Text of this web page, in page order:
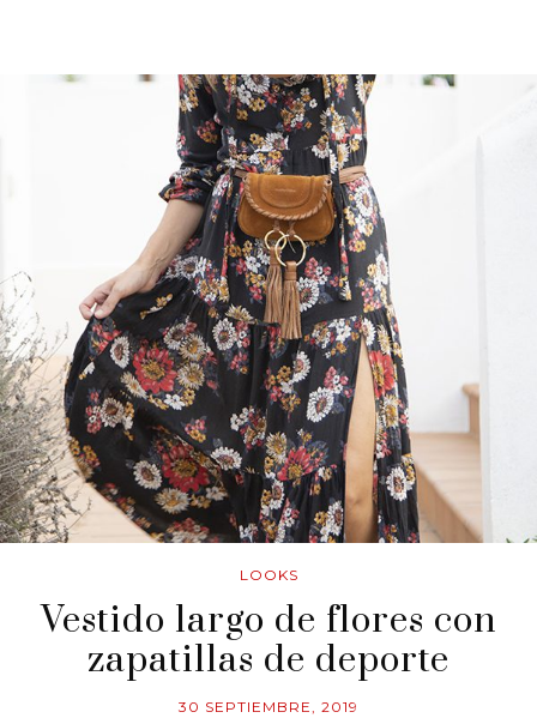
LOOKS
Vestido largo de flores con
zapatillas de deporte
30 SEPTIEMBRE, 2019